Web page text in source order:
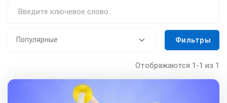
Фильтры
Отображаются 1-1 из 1